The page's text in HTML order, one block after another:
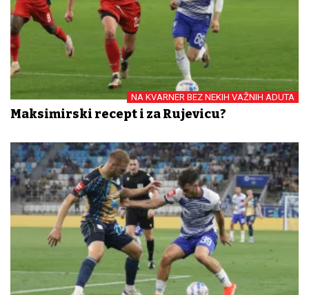
NA KVARNER BEZ NEKIH VAŽNIH ADUTA
Maksimirski recept i za Rujevicu?